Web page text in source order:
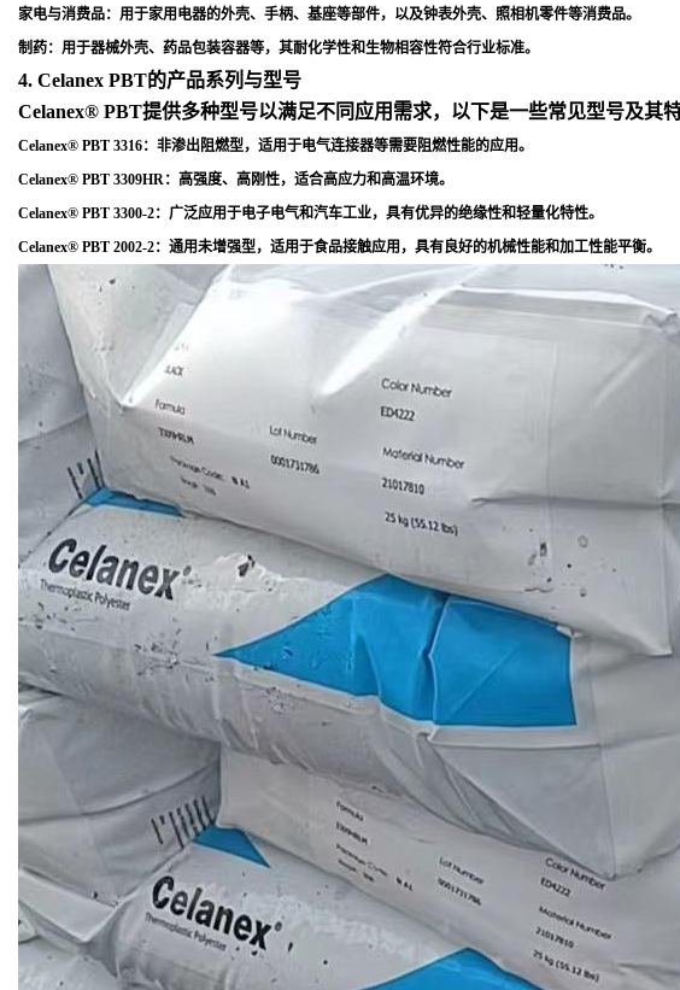
家电与消费品：用于家用电器的外壳、手柄、基座等部件，以及钟表外壳、照相机零件等消费品。
制药：用于器械外壳、药品包装容器等，其耐化学性和生物相容性符合行业标准。
4. Celanex PBT的产品系列与型号
Celanex® PBT提供多种型号以满足不同应用需求，以下是一些常见型号及其特
Celanex® PBT 3316：非渗出阻燃型，适用于电气连接器等需要阻燃性能的应用。
Celanex® PBT 3309HR：高强度、高刚性，适合高应力和高温环境。
Celanex® PBT 3300-2：广泛应用于电子电气和汽车工业，具有优异的绝缘性和轻量化特性。
Celanex® PBT 2002-2：通用未增强型，适用于食品接触应用，具有良好的机械性能和加工性能平衡。